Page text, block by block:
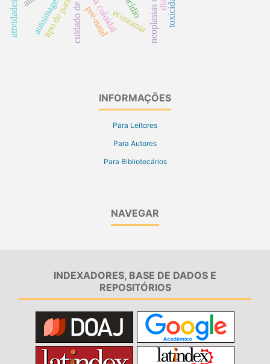
autoimagem economia toxicidade
pré-natal
tipo de parto
INFORMAÇÕES
Para Leitores
Para Autores
Para Bibliotecários
NAVEGAR
INDEXADORES, BASE DE DADOS E
REPOSITÓRIOS